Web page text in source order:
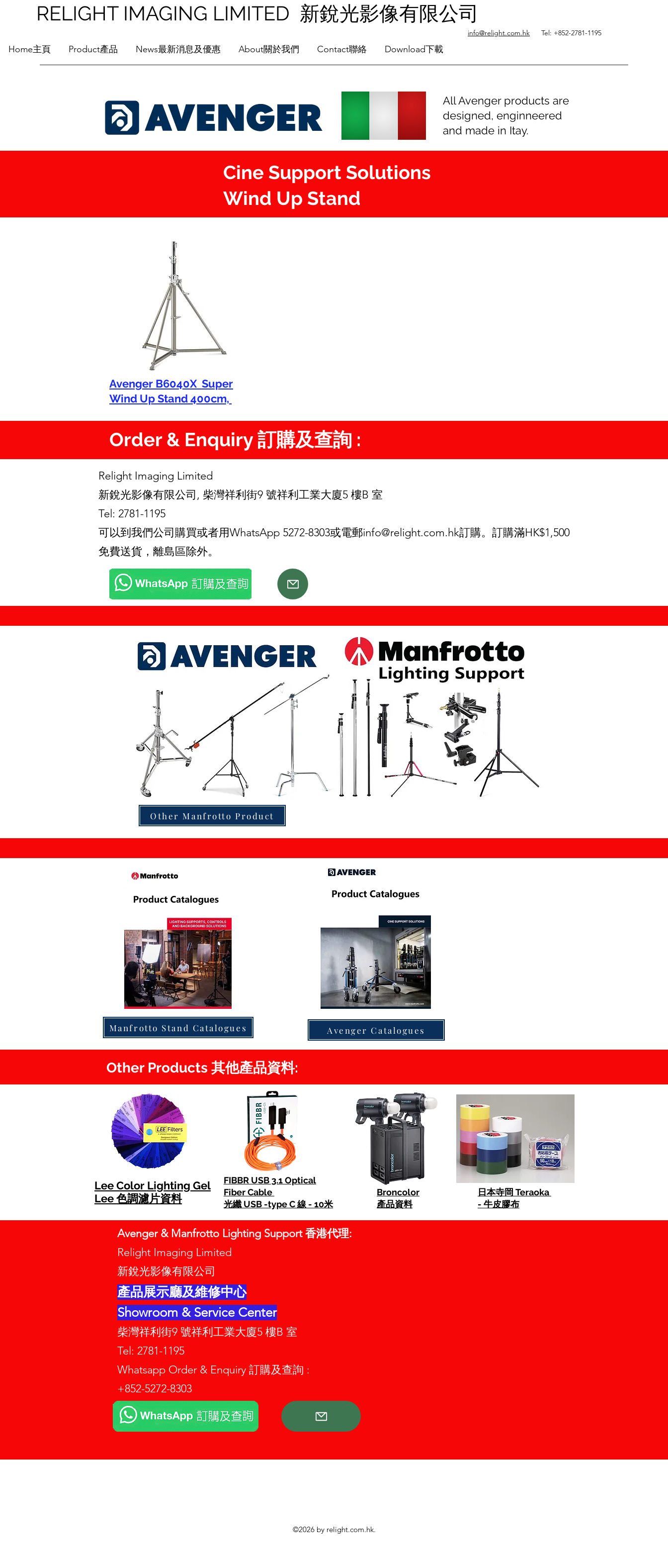
RELIGHT IMAGING LIMITED 新銳光影像有限公司
info@relight.com.hk Tel: +852-2781-1195
Home主頁 Product產品 News最新消息及優惠 About關於我們 Contact聯絡 Download下載
All Avenger products are
designed, enginneered
and made in Itay.
Cine Support Solutions
Wind Up Stand
Avenger B6040X Super
Wind Up Stand 400cm,
Order & Enquiry 訂購及查詢 :
Relight Imaging Limited
新銳光影像有限公司, 柴灣祥利街9 號祥利工業大廈5 樓B 室
Tel: 2781-1195
可以到我們公司購買或者用WhatsApp 5272-8303或電郵info@relight.com.hk訂購。訂購滿HK$1,500
免費送貨，離島區除外。
Other Manfrotto Product
Manfrotto Stand Catalogues Avenger Catalogues
Other Products 其他產品資料:
Lee Color Lighting Gel
Lee 色調濾片資料
FIBBR USB 3.1 Optical
Fiber Cable
光纖 USB -type C 線 - 10米
Broncolor
產品資料
日本寺岡 Teraoka
- 牛皮膠布
Avenger & Manfrotto Lighting Support 香港代理:
Relight Imaging Limited
新銳光影像有限公司
產品展示廳及維修中心
Showroom & Service Center
柴灣祥利街9 號祥利工業大廈5 樓B 室
Tel: 2781-1195
Whatsapp Order & Enquiry 訂購及查詢 :
+852-5272-8303
©2026 by relight.com.hk.